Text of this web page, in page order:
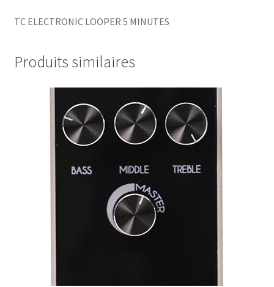
TC ELECTRONIC LOOPER 5 MINUTES
Produits similaires